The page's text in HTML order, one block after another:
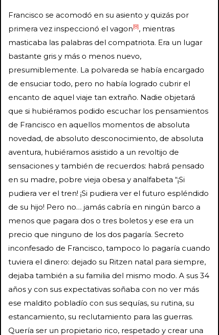
Francisco se acomodó en su asiento y quizás por
primera vez inspeccionó el vagon[8], mientras
masticaba las palabras del compatriota. Era un lugar
bastante gris y más o menos nuevo,
presumiblemente. La polvareda se había encargado
de ensuciar todo, pero no había logrado cubrir el
encanto de aquel viaje tan extraño. Nadie objetará
que si hubiéramos podido escuchar los pensamientos
de Francisco en aquellos momentos de absoluta
novedad, de absoluto desconocimiento, de absoluta
aventura, hubiéramos asistido a un revoltijo de
sensaciones y también de recuerdos: habrá pensado
en su madre, pobre vieja obesa y analfabeta “¡Si
pudiera ver el tren! ¡Si pudiera ver el futuro espléndido
de su hijo! Pero no… jamás cabría en ningún barco a
menos que pagara dos o tres boletos y ese era un
precio que ninguno de los dos pagaría. Secreto
inconfesado de Francisco, tampoco lo pagaría cuando
tuviera el dinero: dejado su Ritzen natal para siempre,
dejaba también a su familia del mismo modo. A sus 34
años y con sus expectativas soñaba con no ver más
ese maldito pobladío con sus sequías, su rutina, su
estancamiento, su reclutamiento para las guerras.
Quería ser un propietario rico, respetado y crear una